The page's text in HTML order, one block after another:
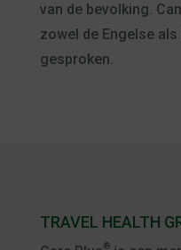
van de bevolking.
zowel de Engelse
gesproken.
TRAVEL HEALTH
®